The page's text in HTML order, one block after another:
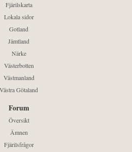
Fjärilskarta
Lokala sidor
Gotland
Jämtland
Närke
Västerbotten
Västmanland
Västra Götaland
Forum
Översikt
Ämnen
Fjärilsfrågor